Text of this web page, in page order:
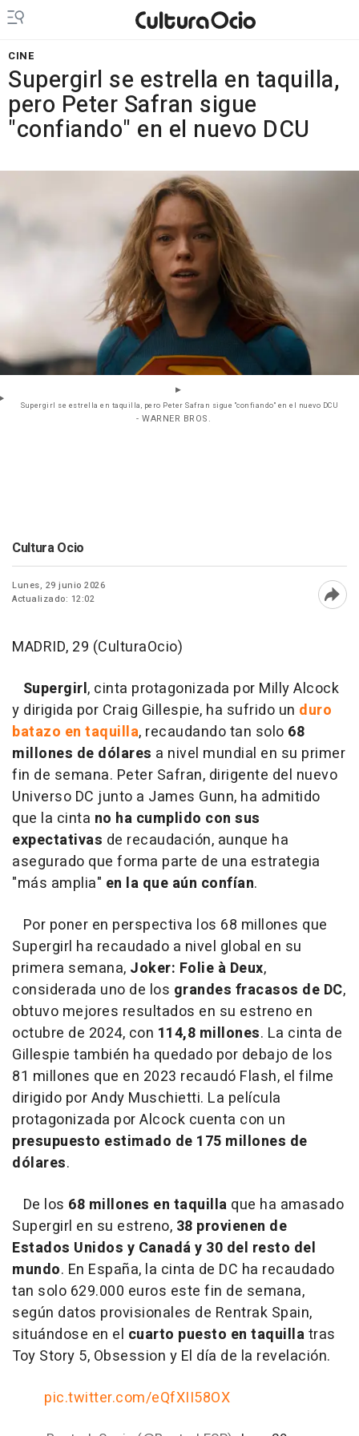
CINE
Supergirl se estrella en taquilla,
pero Peter Safran sigue
"confiando" en el nuevo DCU
Supergirl se estrella en taquilla, pero Peter Safran sigue "confiando" en el nuevo DCU
- WARNER BROS.
Cultura Ocio
Lunes, 29 junio 2026
Actualizado: 12:02
MADRID, 29 (CulturaOcio)
Supergirl, cinta protagonizada por Milly Alcock
y dirigida por Craig Gillespie, ha sufrido un duro
batazo en taquilla, recaudando tan solo 68
millones de dólares a nivel mundial en su primer
fin de semana. Peter Safran, dirigente del nuevo
Universo DC junto a James Gunn, ha admitido
que la cinta no ha cumplido con sus
expectativas de recaudación, aunque ha
asegurado que forma parte de una estrategia
"más amplia" en la que aún confían.
Por poner en perspectiva los 68 millones que
Supergirl ha recaudado a nivel global en su
primera semana, Joker: Folie à Deux,
considerada uno de los grandes fracasos de DC,
obtuvo mejores resultados en su estreno en
octubre de 2024, con 114,8 millones. La cinta de
Gillespie también ha quedado por debajo de los
81 millones que en 2023 recaudó Flash, el filme
dirigido por Andy Muschietti. La película
protagonizada por Alcock cuenta con un
presupuesto estimado de 175 millones de
dólares.
De los 68 millones en taquilla que ha amasado
Supergirl en su estreno, 38 provienen de
Estados Unidos y Canadá y 30 del resto del
mundo. En España, la cinta de DC ha recaudado
tan solo 629.000 euros este fin de semana,
según datos provisionales de Rentrak Spain,
situándose en el cuarto puesto en taquillatras
Toy Story 5, Obsession y El día de la revelación.
pic.twitter.com/eQfXII58OX